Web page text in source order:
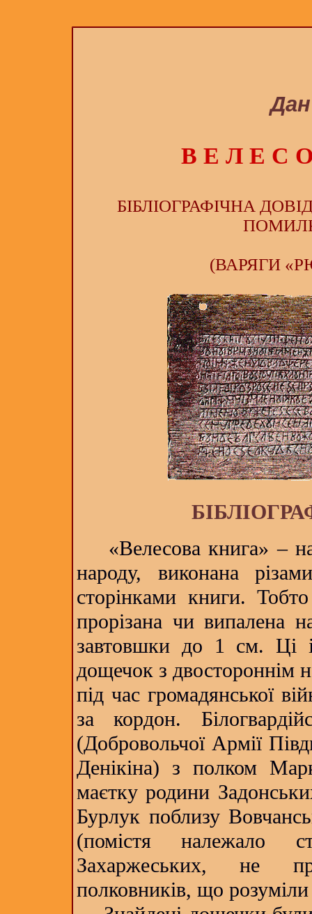
В Е Л Е С
БІБЛІОГРАФІЧНА
(ВАРЯГИ
«Велесова книга» –
народу, виконана
сторінками книги.
прорізана чи випалена
завтовшки до 1 см. Ці
дощечок з двостороннім
під час громадянської
за кордон.
(Добровольчої Армії
Денікіна) з полком
маєтку родини
Бурлук поблизу
(помістя належало
Захаржеських, не
полковників, що розуміли